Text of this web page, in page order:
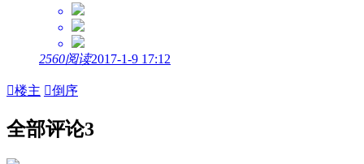
2560阅读2017-1-9 17:12
楼主 倒序
全部评论3